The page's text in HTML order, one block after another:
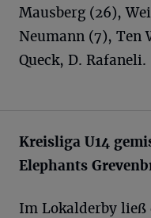
Mausberg (26),
Neumann (7), Ten
Queck, D. Rafaneli.
Kreisliga U14
Elephants
Im Lokalderby ließ